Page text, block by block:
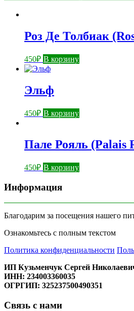
Роз Де Толбиак
450₽ В корзину
Эльф
450₽ В корзину
Пале Рояль (Palais
450₽ В корзину
Информация
Благодарим за посещения нашего
Ознакомьтесь с полным текстом
Политика конфиденциальности
ИП Кузьменчук Сергей
ИНН: 234003360035
ОГРГИП: 325237500490351
Связь с нами